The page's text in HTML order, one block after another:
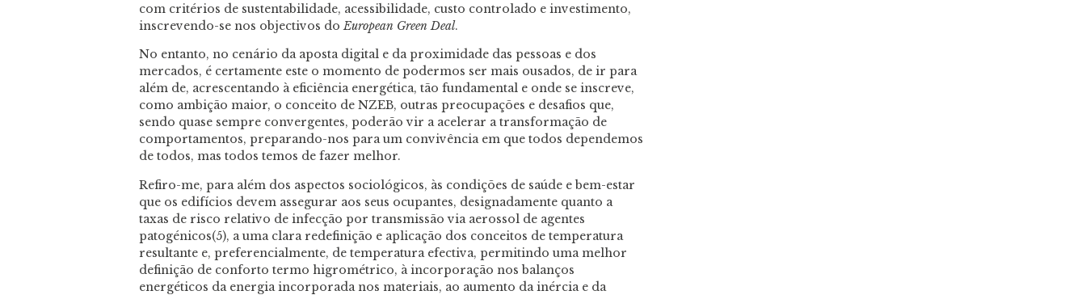
com critérios de sustentabilidade, acessibilidade, custo controlado e investimento,
inscrevendo-se nos objectivos doEuropean Green Deal.
No entanto, no cenário da aposta digital e da proximidade das pessoas e dos
mercados, é certamente este o momento de podermos ser mais ousados, de ir para
além de, acrescentando à eficiência energética, tão fundamental e onde se inscreve,
como ambição maior, o conceito de NZEB, outras preocupações e desafios que,
sendo quase sempre convergentes, poderão vir a acelerar a transformação de
comportamentos, preparando-nos para um convivência em que todos dependemos
de todos, mas todos temos de fazer melhor.
Refiro-me, para além dos aspectos sociológicos, às condições de saúde e bem-estar
que os edifícios devem assegurar aos seus ocupantes, designadamente quanto a
taxas de risco relativo de infecção por transmissão via aerossol de agentes
patogénicos(5), a uma clara redefinição e aplicação dos conceitos de temperatura
resultante e, preferencialmente, de temperatura efectiva, permitindo uma melhor
definição de conforto termo higrométrico, à incorporação nos balanços
energéticos da energia incorporada nos materiais, ao aumento da inércia e da